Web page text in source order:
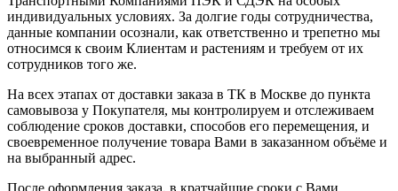
индивидуальных условиях. За долгие годы сотрудничества,
данные компании осознали, как ответственно и трепетно мы
относимся к своим Клиентам и растениям и требуем от их
сотрудников того же.
На всех этапах от доставки заказа в ТК в Москве до пункта
самовывоза у Покупателя, мы контролируем и отслеживаем
соблюдение сроков доставки, способов его перемещения, и
своевременное получение товара Вами в заказанном объёме и
на выбранный адрес.
После оформления заказа, в кратчайшие сроки с Вами